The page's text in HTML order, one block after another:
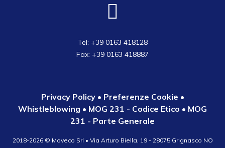
Tel: +39 0163 418128
Fax: +39 0163 418887
Privacy Policy• Preferenze Cookie •
Whistleblowing • MOG 231 - Codice Etico • MOG
231 - Parte Generale
2018-2026 © Moveco Srl • Via Arturo Biella, 19 - 28075 Grignasco NO